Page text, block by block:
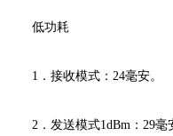
低功耗
1．接收模式：24毫安。
2．发送模式1dBm：29毫